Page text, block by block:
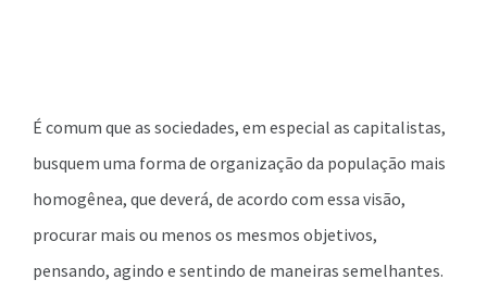
É comum que as sociedades, em especial as capitalistas,
busquem uma forma de organização da população mais
homogênea, que deverá, de acordo com essa visão,
procurar mais ou menos os mesmos objetivos,
pensando, agindo e sentindo de maneiras semelhantes.